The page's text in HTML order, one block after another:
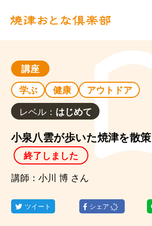
講座
学ぶ
健康
アウトドア
レベル： はじめて
小泉八雲が歩いた焼津を散策
終了しました
講師：小川 博 さん
ツイート シェア